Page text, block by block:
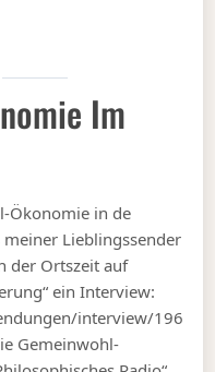
Im
Ökonomie in de
Lieblingssender
der Ortszeit auf
ein Interview:
interview/196
Gemeinwohl-